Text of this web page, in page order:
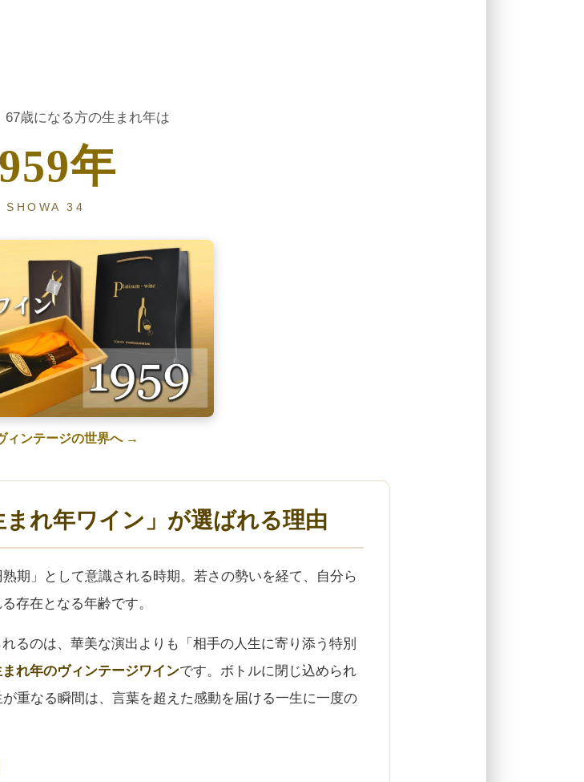
67歳になる方の生まれ年は
年
SHOWA 34
ィンテージの世界へ →
れ年ワイン」が選ばれる理由
期」として意識される時期。若さの勢いを経て、自分ら
存在となる年齢です。
るのは、華美な演出よりも「相手の人生に寄り添う特別
れ年のヴィンテージワインです。ボトルに閉じ込められ
重なる瞬間は、言葉を超えた感動を届ける一生に一度の